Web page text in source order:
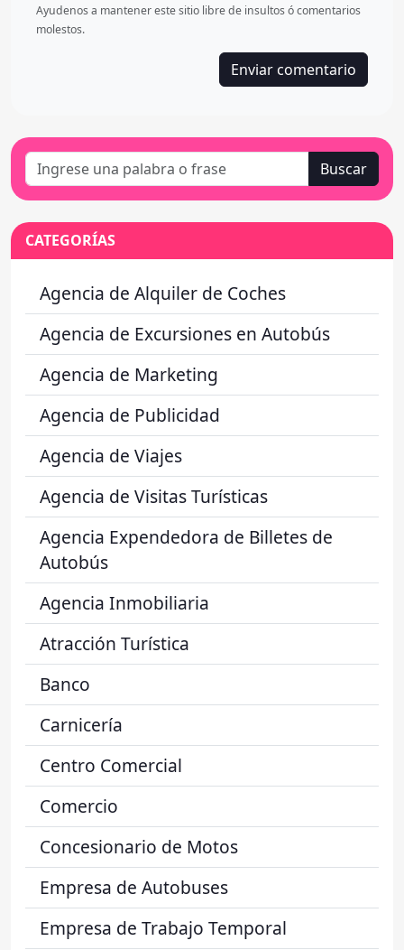
Ayudenos a mantener este sitio libre de insultos ó comentarios
molestos.
Buscar
CATEGORÍAS
Agencia de Alquiler de Coches
Agencia de Excursiones en Autobús
Agencia de Marketing
Agencia de Publicidad
Agencia de Viajes
Agencia de Visitas Turísticas
Agencia Expendedora de Billetes de
Autobús
Agencia Inmobiliaria
Atracción Turística
Banco
Carnicería
Centro Comercial
Comercio
Concesionario de Motos
Empresa de Autobuses
Empresa de Trabajo Temporal